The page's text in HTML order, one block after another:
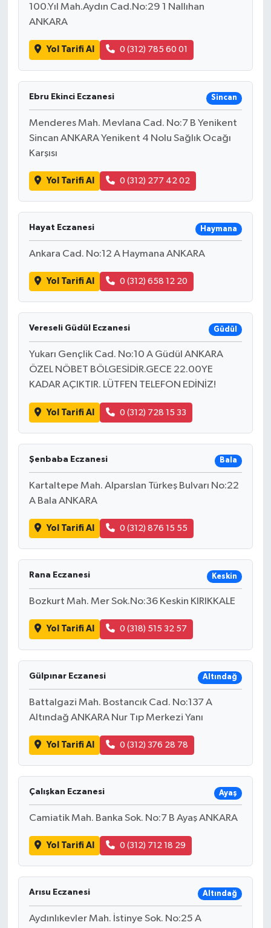
100.Yıl Mah.Aydın Cad.No:29 1 Nallıhan
ANKARA
Yol Tarifi Al 0 (312) 785 60 01
Ebru Ekinci Eczanesi Sincan
Menderes Mah. Mevlana Cad. No:7 B Yenikent
Sincan ANKARA Yenikent 4 Nolu Sağlık Ocağı
Karşısı
Yol Tarifi Al 0 (312) 277 42 02
Hayat Eczanesi Haymana
Ankara Cad. No:12 A Haymana ANKARA
Yol Tarifi Al 0 (312) 658 12 20
Vereseli Güdül Eczanesi Güdül
Yukarı Gençlik Cad. No:10 A Güdül ANKARA
ÖZEL NÖBET BÖLGESİDİR.GECE 22.00YE
KADAR AÇIKTIR. LÜTFEN TELEFON EDİNİZ!
Yol Tarifi Al 0 (312) 728 15 33
Şenbaba Eczanesi Bala
Kartaltepe Mah. Alparslan Türkeş Bulvarı No:22
A Bala ANKARA
Yol Tarifi Al 0 (312) 876 15 55
Rana Eczanesi Keskin
Bozkurt Mah. Mer Sok.No:36 Keskin KIRIKKALE
Yol Tarifi Al 0 (318) 515 32 57
Gülpınar Eczanesi Altındağ
Battalgazi Mah. Bostancık Cad. No:137 A
Altındağ ANKARA Nur Tıp Merkezi Yanı
Yol Tarifi Al 0 (312) 376 28 78
Çalışkan Eczanesi Ayaş
Camiatik Mah. Banka Sok. No:7 B Ayaş ANKARA
Yol Tarifi Al 0 (312) 712 18 29
Arısu Eczanesi Altındağ
Aydınlıkevler Mah. İstinye Sok. No:25 A